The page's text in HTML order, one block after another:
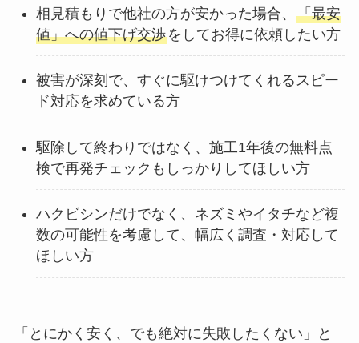
相見積もりで他社の方が安かった場合、 「最安
値」への値下げ交渉をしてお得に依頼したい方
被害が深刻で、すぐに駆けつけてくれるスピー
ド対応を求めている方
駆除して終わりではなく、施工1年後の無料点
検で再発チェックもしっかりしてほしい方
ハクビシンだけでなく、ネズミやイタチなど複
数の可能性を考慮して、幅広く調査・対応して
ほしい方
「とにかく安く、でも絶対に失敗したくない」と